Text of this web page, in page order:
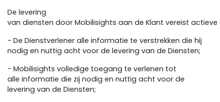
De levering
van diensten door Mobilisights aan de Klant vereist
- De Dienstverlener alle informatie te verstrekken die hij
nodig en nuttig acht voor de levering van de Diensten;
- Mobilisights volledige toegang te verlenen tot
alle informatie die zij nodig en nuttig acht voor de
levering van de Diensten;